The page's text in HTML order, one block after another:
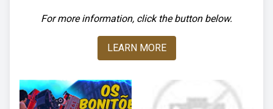
For more information, click the button below.
LEARN MORE